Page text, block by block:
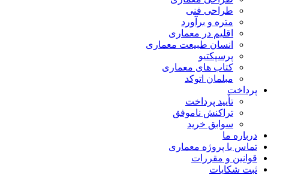
طراحی فنی
متره و برآورد
اقلیم در معماری
انسان طبیعت معماری
پرسپکتیو
کتاب های معماری
مبلمان اتوکد
پرداخت
تأیید پرداخت
تراکنش ناموفق
سوابق خرید
درباره ما
تماس با پروژه معماری
قوانین و مقررات
ثبت شکایات